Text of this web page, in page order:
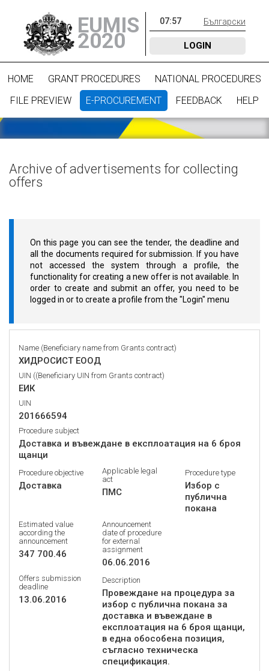
EUMIS
2020
07:57 Български
LOGIN
HOME GRANT PROCEDURES
NATIONAL PROCEDURES
FILE PREVIEW
E-PROCUREMENT FEEDBACK HELP
Archive of advertisements for collecting
offers
On this page you can see the tender, the deadline and
all the documents required for submission. If you have
not accessed the system through a profile, the
functionality for creating a new offer is not available. In
order to create and submit an offer, you need to be
logged in or to create a profile from the "Login" menu
Name (Beneficiary name from Grants contract)
ХИДРОСИСТ ЕООД
UIN ((Beneficiary UIN from Grants contract)
ЕИК
UIN
201666594
Procedure subject
Доставка и въвеждане в експлоатация на 6 броя
щанци
Procedure objective
Доставка
Applicable legal
act
ПМС
Procedure type
Избор с
публична
покана
Estimated value
according the
announcement
347 700.46
Announcement
date of procedure
for external
assignment
06.06.2016
Offers submission
deadline
13.06.2016
Description
Провеждане на процедура за
избор с публична покана за
доставка и въвеждане в
експлоатация на 6 броя щанци,
в една обособена позиция,
съгласно техническа
спецификация.